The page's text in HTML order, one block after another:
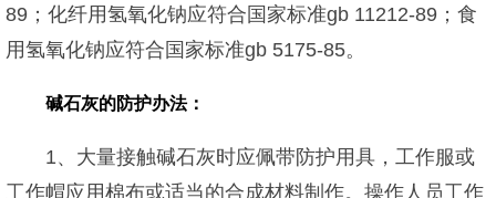
89；化纤用氢氧化钠应符合国家标准gb 11212-89；食
用氢氧化钠应符合国家标准gb 5175-85。
碱石灰的防护办法：
1、大量接触碱石灰时应佩带防护用具，工作服或
工作帽应用棉布或适当的合成材料制作。操作人员工作